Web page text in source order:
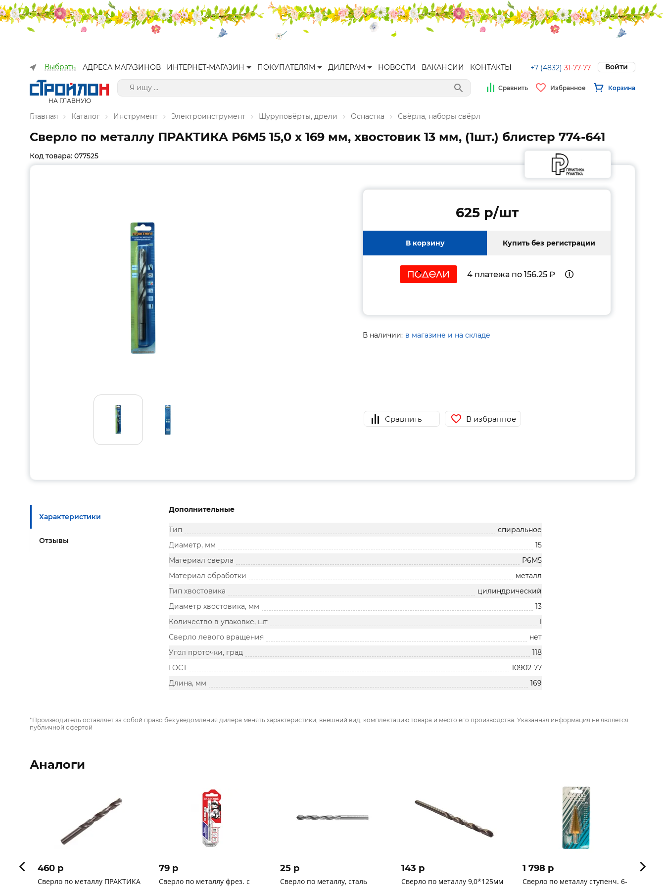
Выбрать АДРЕСА МАГАЗИНОВ ИНТЕРНЕТ-МАГАЗИН ПОКУПАТЕЛЯМ ДИЛЕРАМ НОВОСТИ ВАКАНСИИ КОНТАКТЫ +7 (4832) 31-77-77 Войти
НА ГЛАВНУЮ
Сравнить Избранное Корзина
Главная Каталог Инструмент Электроинструмент Шуруповёрты, дрели Оснастка Свёрла, наборы свёрл
Сверло по металлу ПРАКТИКА Р6М5 15,0 х 169 мм, хвостовик 13 мм, (1шт.) блистер 774-641
Код товара: 077525
625 p/шт
В корзину Купить без регистрации
4 платежа по 156.25 ₽
В наличии: в магазине и на складе
Сравнить В избранное
Характеристики
Отзывы
Дополнительные
Тип
спиральное
Диаметр, мм
15
Материал сверла
Р6М5
Материал обработки
металл
Тип хвостовика
цилиндрический
Диаметр хвостовика, мм
13
Количество в упаковке, шт
1
Сверло левого вращения
нет
Угол проточки, град
118
ГОСТ
10902-77
Длина, мм
169
*Производитель оставляет за собой право без уведомления дилера менять характеристики, внешний вид, комплектацию товара и место его производства. Указанная информация не является
публичной офертой
Аналоги
460 p
Сверло по металлу ПРАКТИКА
79 p
Сверло по металлу фрез. с
25 p
Сверло по металлу, сталь
143 p
Сверло по металлу 9,0*125мм
1 798 p
Сверло по металлу ступенч. 6-
1